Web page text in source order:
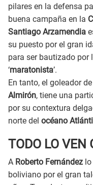
pilares en la defensa
buena campaña en la
Santiago Arzamendia
su puesto por el gran
para ser bautizado por
‘maratonista’.
En tanto, el goleador de
Almirón, tiene una
por su contextura
norte del océano
TODO LO VEN
A Roberto Fernández lo
boliviano por el gran